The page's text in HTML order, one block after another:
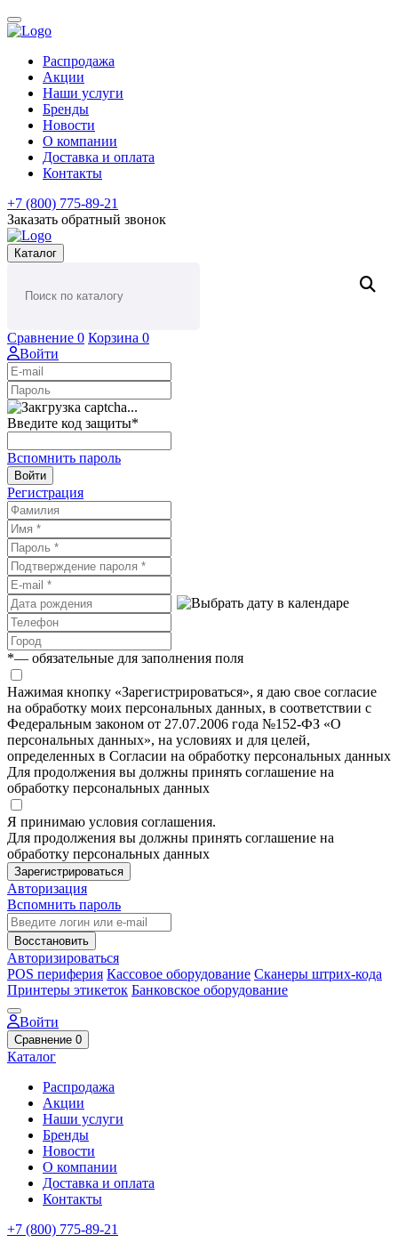
Распродажа
Акции
Наши услуги
Бренды
Новости
О компании
Доставка и оплата
Контакты
+7 (800) 775-89-21
Заказать обратный звонок
Каталог
Сравнение 0 Корзина 0
Войти
Введите код защиты*
Вспомнить пароль
Войти
Регистрация
*— обязательные для заполнения поля
Нажимая кнопку «Зарегистрироваться», я даю свое согласие
на обработку моих персональных данных, в соответствии с
Федеральным законом от 27.07.2006 года №152-ФЗ «О
персональных данных», на условиях и для целей,
определенных в Согласии на обработку персональных данных
Для продолжения вы должны принять соглашение на
обработку персональных данных
Я принимаю условия соглашения.
Для продолжения вы должны принять соглашение на
обработку персональных данных
Зарегистрироваться
Авторизация
Вспомнить пароль
Восстановить
Авторизироваться
POS периферия Кассовое оборудование Сканеры штрих-кода
Принтеры этикеток Банковское оборудование
Войти
Сравнение 0
Каталог
Распродажа
Акции
Наши услуги
Бренды
Новости
О компании
Доставка и оплата
Контакты
+7 (800) 775-89-21